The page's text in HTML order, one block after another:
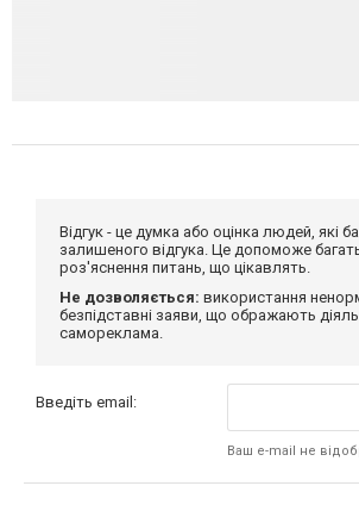
Відгук - це думка або оцінка людей,
залишеного відгука. Це допоможе
роз'яснення питань, що цікавлять.
Не дозволяється: використання
безпідставні заяви, що ображають
самореклама.
Введіть email:
Ваш e-mail не